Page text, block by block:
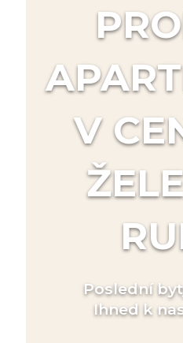
V
Poslední
Ihned k